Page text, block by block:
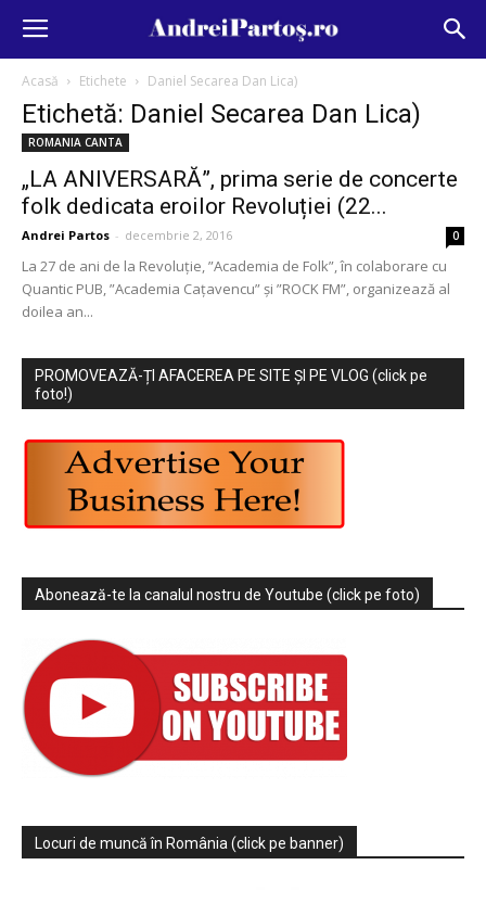
Acasă Etichete Daniel Secarea Dan Lica)
Etichetă: Daniel Secarea Dan Lica)
ROMANIA CANTA
„LA ANIVERSARĂ”, prima serie de concerte
folk dedicata eroilor Revoluției (22...
Andrei Partos - decembrie 2, 2016 0
La 27 de ani de la Revoluție, ”Academia de Folk”, în colaborare cu
Quantic PUB, ”Academia Cațavencu” și ”ROCK FM”, organizează al
doilea an...
PROMOVEAZĂ-ȚI AFACEREA PE SITE ȘI PE VLOG (click pe
foto!)
Abonează-te la canalul nostru de Youtube (click pe foto)
Locuri de muncă în România (click pe banner)